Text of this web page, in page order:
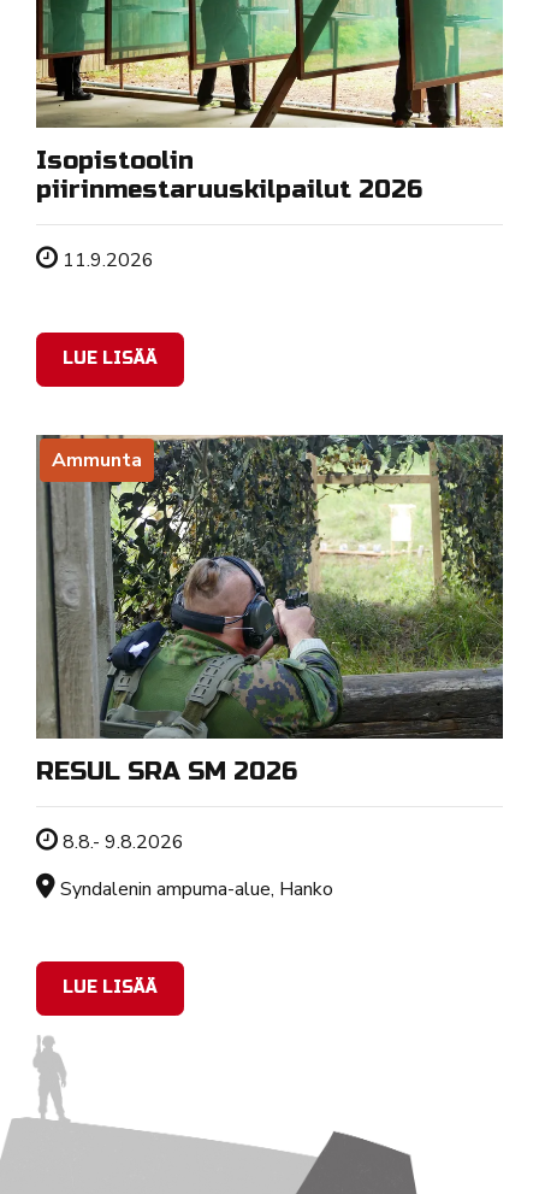
Isopistoolin
piirinmestaruuskilpailut 2026
Tapahtuman ajankohta
11.9.2026
LUE LISÄÄ
Ammunta
RESUL SRA SM 2026
Tapahtuman ajankohta
8.8.- 9.8.2026
Sijainti
Syndalenin ampuma-alue, Hanko
LUE LISÄÄ